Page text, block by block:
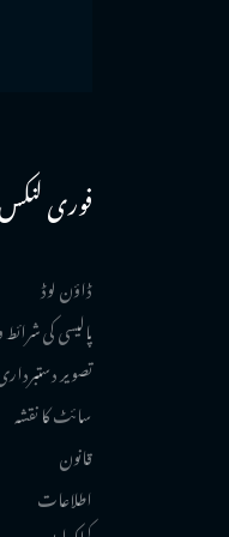
فوری
ڈاؤن لوڈ
پالیسی کی
تصویر
سائٹ کا نقشہ
قانون
اطلاعات